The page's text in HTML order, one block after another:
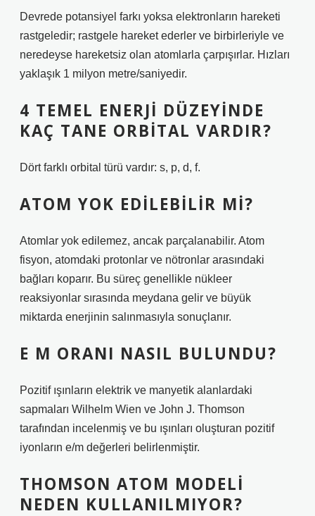
Devrede potansiyel farkı yoksa elektronların hareketi
rastgeledir; rastgele hareket ederler ve birbirleriyle ve
neredeyse hareketsiz olan atomlarla çarpışırlar. Hızları
yaklaşık 1 milyon metre/saniyedir.
4 TEMEL ENERJI DÜZEYINDE
KAÇ TANE ORBITAL VARDIR?
Dört farklı orbital türü vardır: s, p, d, f.
ATOM YOK EDILEBILIR MI?
Atomlar yok edilemez, ancak parçalanabilir. Atom
fisyon, atomdaki protonlar ve nötronlar arasındaki
bağları koparır. Bu süreç genellikle nükleer
reaksiyonlar sırasında meydana gelir ve büyük
miktarda enerjinin salınmasıyla sonuçlanır.
E M ORANI NASIL BULUNDU?
Pozitif ışınların elektrik ve manyetik alanlardaki
sapmaları Wilhelm Wien ve John J. Thomson
tarafından incelenmiş ve bu ışınları oluşturan pozitif
iyonların e/m değerleri belirlenmiştir.
THOMSON ATOM MODELI
NEDEN KULLANILMIYOR?